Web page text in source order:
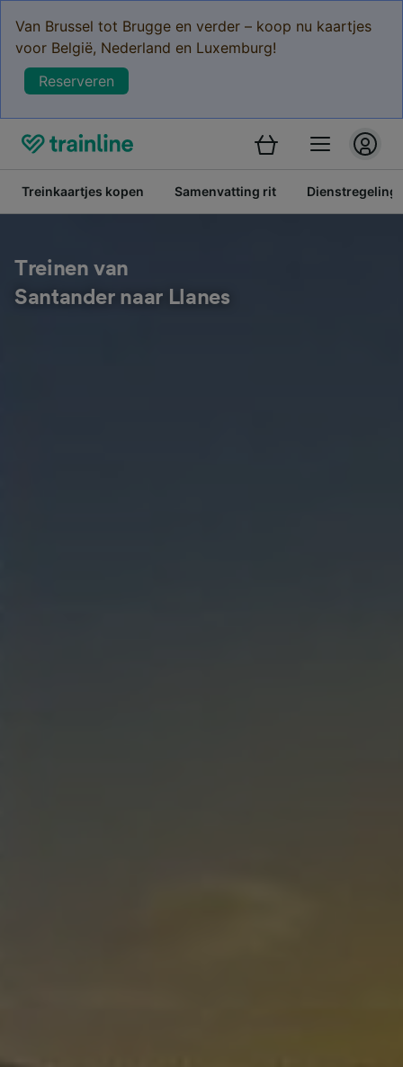
Van Brussel tot Brugge en verder – koop nu kaartjes
voor België, Nederland en Luxemburg!
Reserveren
Treinkaartjes kopen Samenvatting rit Dienstregeling
Treinen van
Santander naar Llanes